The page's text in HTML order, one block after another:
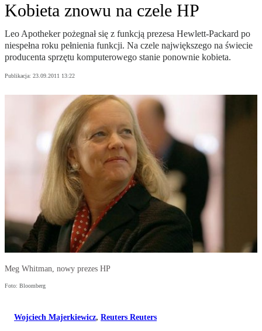
Kobieta znowu na czele HP
Leo Apotheker pożegnał się z funkcją prezesa Hewlett-Packard po
niespełna roku pełnienia funkcji. Na czele największego na świecie
producenta sprzętu komputerowego stanie ponownie kobieta.
Publikacja: 23.09.2011 13:22
Meg Whitman, nowy prezes HP
Foto: Bloomberg
Wojciech Majerkiewicz, Reuters Reuters